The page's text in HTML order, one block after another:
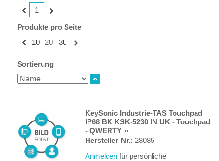
1
Produkte pro Seite
10
20 30
Sortierung
KeySonic Industrie-TAS Touchpad
IP68 BK KSK-5230 IN UK - Touchpad
- QWERTY
Hersteller-Nr.: 28085
Anmelden für persönliche